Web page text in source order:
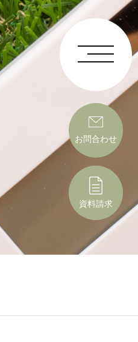
お問合わせ
資料請求